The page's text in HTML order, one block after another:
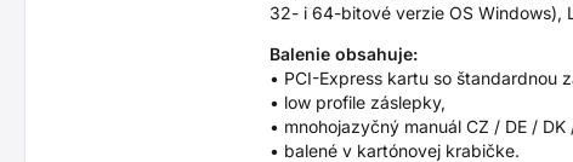
32- i 64-bitové verzie OS Windows),
Balenie obsahuje:
• PCI-Express kartu so štandardnou
• low profile záslepky,
• mnohojazyčný manuál CZ / DE /
• balené v kartónovej krabičke.